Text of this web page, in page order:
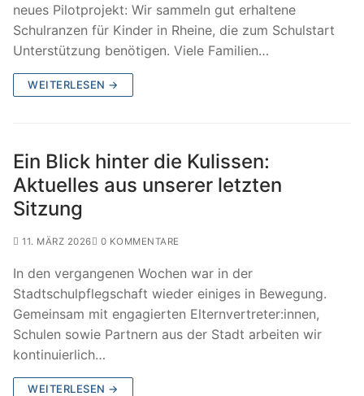
neues Pilotprojekt: Wir sammeln gut erhaltene
Schulranzen für Kinder in Rheine, die zum Schulstart
Unterstützung benötigen. Viele Familien…
WEITERLESEN →
Ein Blick hinter die Kulissen:
Aktuelles aus unserer letzten
Sitzung
11. MÄRZ 2026 0 KOMMENTARE
In den vergangenen Wochen war in der
Stadtschulpflegschaft wieder einiges in Bewegung.
Gemeinsam mit engagierten Elternvertreter:innen,
Schulen sowie Partnern aus der Stadt arbeiten wir
kontinuierlich…
WEITERLESEN →